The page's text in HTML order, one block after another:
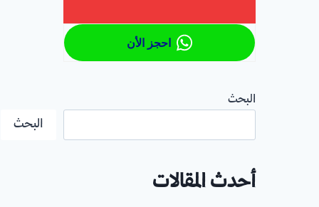
احجز الأن
البحث
البحث
أحدث المقالات